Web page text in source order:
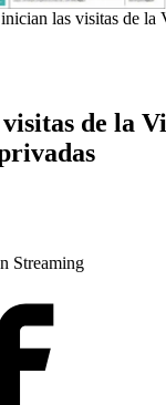
inician las visitas de la
de la
Streaming